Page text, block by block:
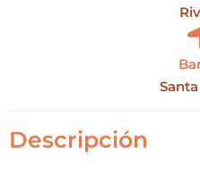
Descripción